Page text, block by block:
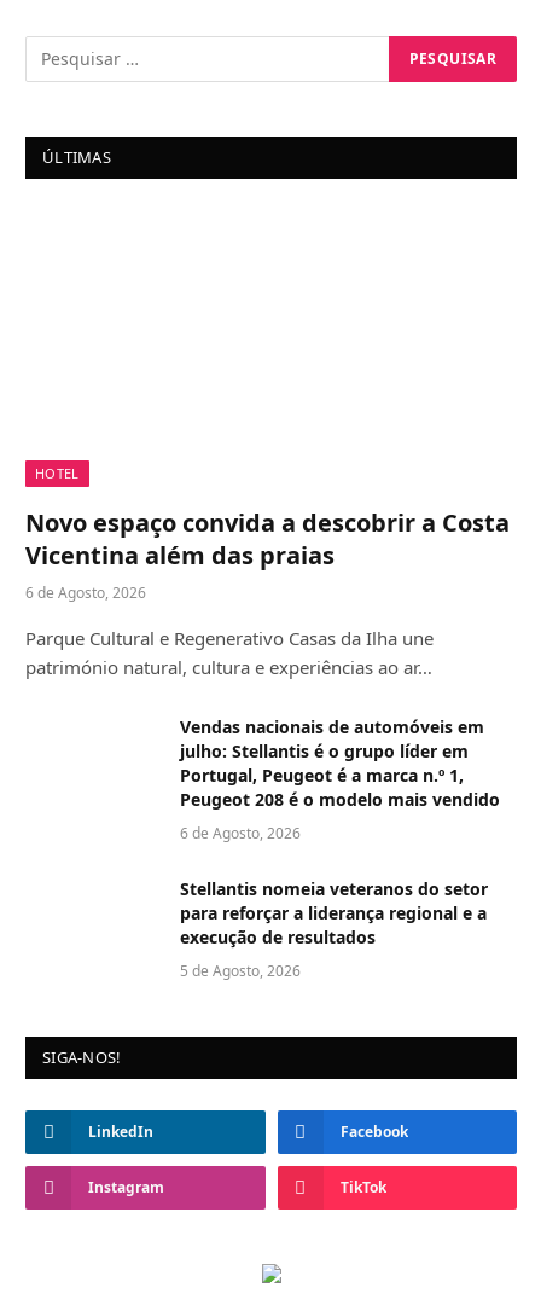
ÚLTIMAS
HOTEL
Novo espaço convida a descobrir a Costa
Vicentina além das praias
6 de Agosto, 2026
Parque Cultural e Regenerativo Casas da Ilha une
património natural, cultura e experiências ao ar…
Vendas nacionais de automóveis em
julho: Stellantis é o grupo líder em
Portugal, Peugeot é a marca n.º 1,
Peugeot 208 é o modelo mais vendido
6 de Agosto, 2026
Stellantis nomeia veteranos do setor
para reforçar a liderança regional e a
execução de resultados
5 de Agosto, 2026
SIGA-NOS!
LinkedIn Facebook
Instagram TikTok